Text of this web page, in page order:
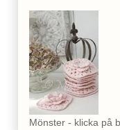
Mönster - klicka på